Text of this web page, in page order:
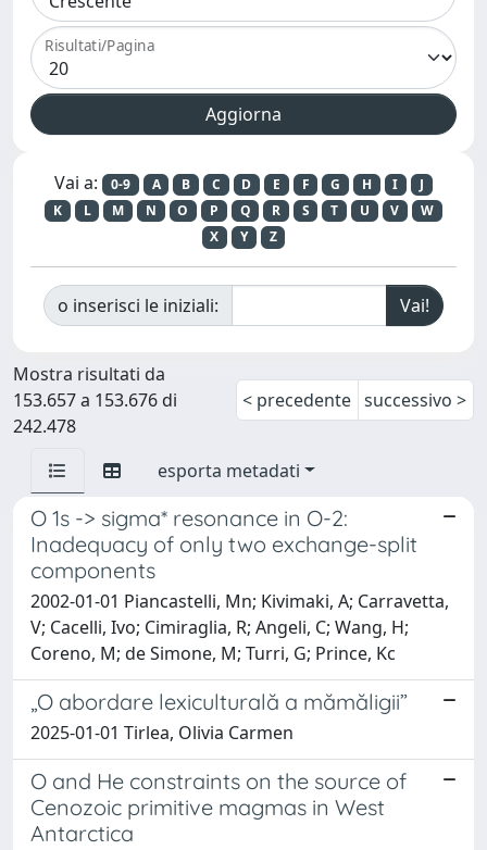
Risultati/Pagina
Vai a: 0-9 A B C D E F G H I
J
K
L M N O P Q R S T U V
W
X
Y Z
o inserisci le iniziali:
Mostra risultati da
153.657 a 153.676 di
242.478
< precedente successivo >
esporta metadati
O 1s -> sigma* resonance in O-2:
Inadequacy of only two exchange-split
components
2002-01-01 Piancastelli, Mn; Kivimaki, A; Carravetta,
V; Cacelli, Ivo; Cimiraglia, R; Angeli, C; Wang, H;
Coreno, M; de Simone, M; Turri, G; Prince, Kc
„O abordare lexiculturală a mămăligii”
2025-01-01 Tirlea, Olivia Carmen
O and He constraints on the source of
Cenozoic primitive magmas in West
Antarctica